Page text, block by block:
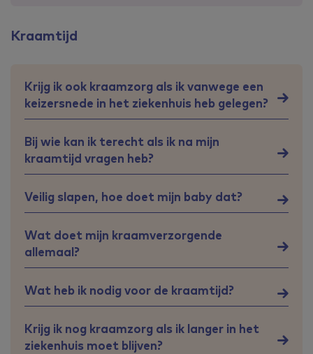
Kraamtijd
Krijg ik ook kraamzorg als ik vanwege een
keizersnede in het ziekenhuis heb gelegen?
Bij wie kan ik terecht als ik na mijn
kraamtijd vragen heb?
Veilig slapen, hoe doet mijn baby dat?
Wat doet mijn kraamverzorgende
allemaal?
Wat heb ik nodig voor de kraamtijd?
Krijg ik nog kraamzorg als ik langer in het
ziekenhuis moet blijven?